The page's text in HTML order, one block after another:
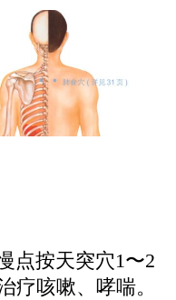
点按天突穴1〜2
疗咳嗽、哮喘。